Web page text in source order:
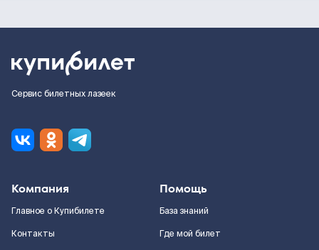
Сервис билетных лазеек
Компания
Главное о Купибилете
Контакты
Помощь
База знаний
Где мой билет